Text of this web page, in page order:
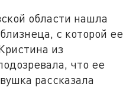
области нашла
с которой ее
из
что ее
рассказала